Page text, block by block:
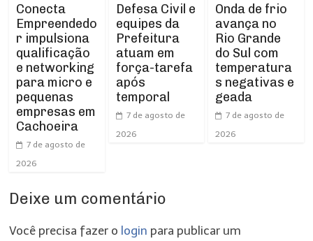
Conecta
Empreendedo
r impulsiona
qualificação
e networking
para micro e
pequenas
empresas em
Cachoeira
7 de agosto de
2026
Defesa Civil e
equipes da
Prefeitura
atuam em
força-tarefa
após
temporal
7 de agosto de
2026
Onda de frio
avança no
Rio Grande
do Sul com
temperatura
s negativas e
geada
7 de agosto de
2026
Deixe um comentário
Você precisa fazer o login para publicar um